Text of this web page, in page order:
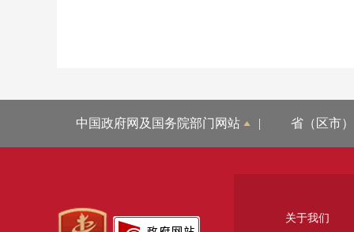
中国政府网及国务院部门网站 | 省（区市
关于我们